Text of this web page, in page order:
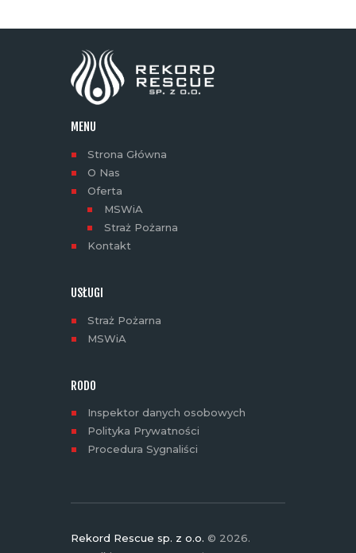
MENU
Strona Główna
O Nas
Oferta
MSWiA
Straż Pożarna
Kontakt
USŁUGI
Straż Pożarna
MSWiA
RODO
Inspektor danych osobowych
Polityka Prywatności
Procedura Sygnaliści
Rekord Rescue sp. z o.o. © 2026.